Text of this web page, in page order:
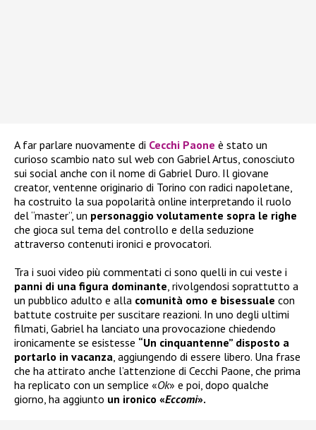
A far parlare nuovamente di Cecchi Paone è stato un
curioso scambio nato sul web con Gabriel Artus, conosciuto
sui social anche con il nome di Gabriel Duro. Il giovane
creator, ventenne originario di Torino con radici napoletane,
ha costruito la sua popolarità online interpretando il ruolo
del “master”, un personaggio volutamente sopra le righe
che gioca sul tema del controllo e della seduzione
attraverso contenuti ironici e provocatori.
Tra i suoi video più commentati ci sono quelli in cui veste i
panni di una figura dominante, rivolgendosi soprattutto a
un pubblico adulto e alla comunità omo e bisessuale con
battute costruite per suscitare reazioni. In uno degli ultimi
filmati, Gabriel ha lanciato una provocazione chiedendo
ironicamente se esistesse “Un cinquantenne” disposto a
portarlo in vacanza, aggiungendo di essere libero. Una frase
che ha attirato anche l’attenzione di Cecchi Paone, che prima
ha replicato con un semplice «Ok» e poi, dopo qualche
giorno, ha aggiunto un ironico «Eccomi».